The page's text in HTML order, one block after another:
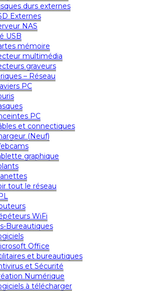
durs externes
Externes
NAS
USB
mémoire
multimédia
graveurs
– Réseau
PC
PC
et connectiques
(Neuf)
graphique
tout le réseau
WiFi
Bureautiques
Office
et bureautiques
et Sécurité
Numérique
à télécharger